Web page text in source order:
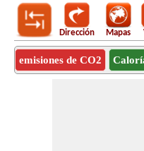
Dirección Mapas
emisiones de CO2